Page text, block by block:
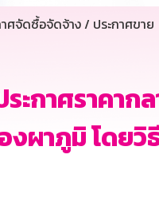
าศจัดซื้อจัดจ้าง / ประกาศขาย
ระกาศราคาก
งผาภูมิ โดยวิ